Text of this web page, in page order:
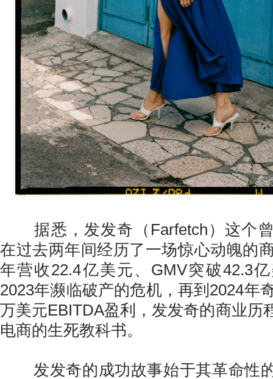
据悉，发发奇（Farfetch）这个
在过去两年间经历了一场惊心动魄的
年营收22.4亿美元、GMV突破42.3
2023年濒临破产的危机，再到2024年
万美元EBITDA盈利，发发奇的商业历
电商的生死教科书。
发发奇的成功故事始于其革命性